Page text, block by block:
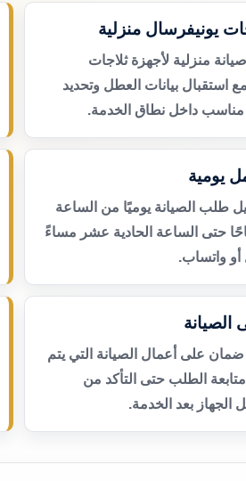
يونيفرسال منزلية
منزلية لأجهزة ثلاجات
استقبال بيانات العطل وتحديد
مناسب داخل نطاق الخدمة.
يومية
طلب الصيانة يوميًا من الساعة
حتى الساعة الحادية عشر مساءً
أو واتساب.
على أعمال الصيانة التي يتم
متابعة الطلب حتى التأكد من
الجهاز بعد الخدمة.